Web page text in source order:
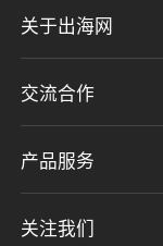
关于出海网
关于我们
加入我们
交流合作
联系我们
意见反馈
产品服务
CHWE全球跨境电商展
关注我们